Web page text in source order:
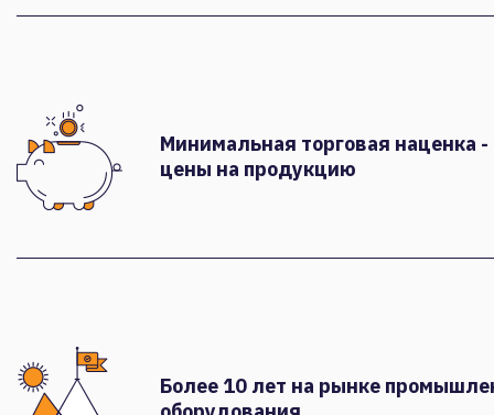
Минимальная торговая наценка
цены на продукцию
Более 10 лет на рынке